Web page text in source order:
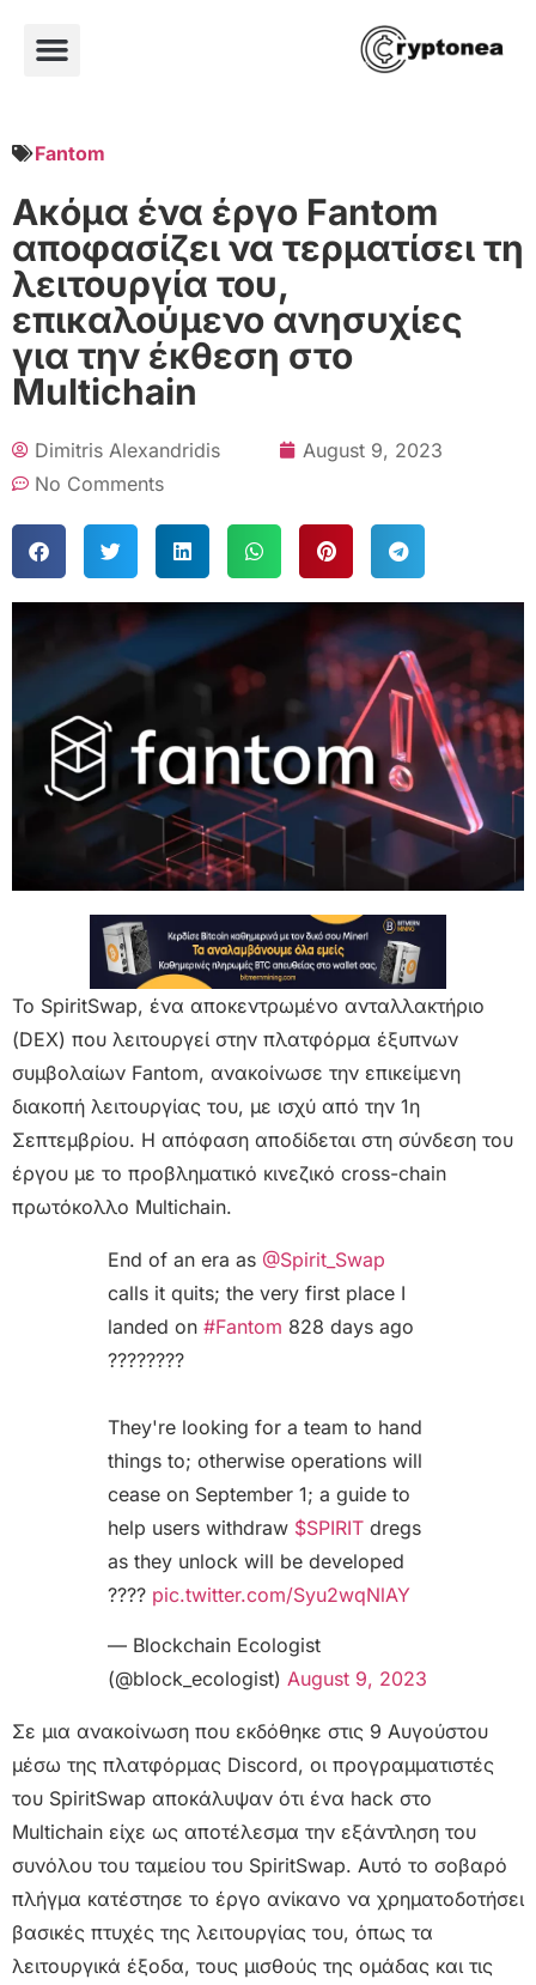
Fantom
Ακόμα ένα έργο Fantom
αποφασίζει να τερματίσει τη
λειτουργία του,
επικαλούμενο ανησυχίες
για την έκθεση στo
Multichain
Dimitris Alexandridis
August 9, 2023
No Comments
Το SpiritSwap, ένα αποκεντρωμένο ανταλλακτήριο
(DEX) που λειτουργεί στην πλατφόρμα έξυπνων
συμβολαίων Fantom, ανακοίνωσε την επικείμενη
διακοπή λειτουργίας του, με ισχύ από την 1η
Σεπτεμβρίου. Η απόφαση αποδίδεται στη σύνδεση του
έργου με το προβληματικό κινεζικό cross-chain
πρωτόκολλο Multichain.
End of an era as @Spirit_Swap
calls it quits; the very first place I
landed on #Fantom 828 days ago
????????
They're looking for a team to hand
things to; otherwise operations will
cease on September 1; a guide to
help users withdraw $SPIRIT dregs
as they unlock will be developed
???? pic.twitter.com/Syu2wqNlAY
— Blockchain Ecologist
(@block_ecologist) August 9, 2023
Σε μια ανακοίνωση που εκδόθηκε στις 9 Αυγούστου
μέσω της πλατφόρμας Discord, οι προγραμματιστές
του SpiritSwap αποκάλυψαν ότι ένα hack στο
Multichain είχε ως αποτέλεσμα την εξάντληση του
συνόλου του ταμείου του SpiritSwap. Αυτό το σοβαρό
πλήγμα κατέστησε το έργο ανίκανο να χρηματοδοτήσει
βασικές πτυχές της λειτουργίας του, όπως τα
λειτουργικά έξοδα, τους μισθούς της ομάδας και τις